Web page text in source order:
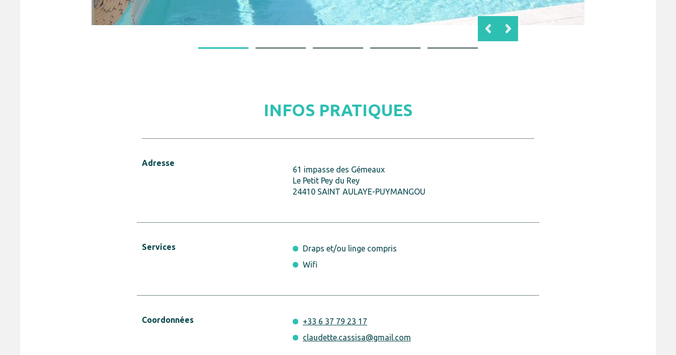
INFOS PRATIQUES
Adresse
61 impasse des Gémeaux
Le Petit Pey du Rey
24410 SAINT AULAYE-PUYMANGOU
Services
Draps et/ou linge compris
Wifi
Coordonnées
+33 6 37 79 23 17
claudette.cassisa@gmail.com